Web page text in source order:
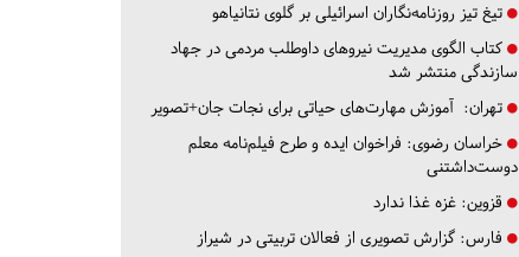
تیغ تیز روزنامه‌نگاران اسرائیلی بر گلوی نتانیاهو
کتاب الگوی مدیریت نیروهای داوطلب مردمی در جهاد
سازندگی منتشر شد
تهران: آموزش مهارت‌های حیاتی برای نجات جان+تصویر
خراسان رضوی: فراخوان ایده و طرح فیلم‌نامه معلم
دوست‌داشتنی
قزوین: غزه غذا ندارد
فارس: گزارش تصویری از فعالان تربیتی در شیراز